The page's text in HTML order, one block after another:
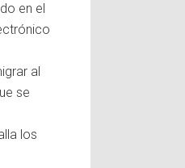
en el
al
se
los